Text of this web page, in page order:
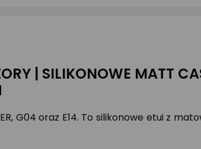
| SILIKONOWE MATT
G04 oraz E14. To silikonowe etui z